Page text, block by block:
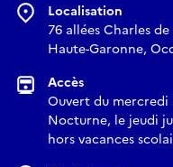
Localisation
76 allées Charles
Haute-Garonne,
Accès
Ouvert du mercredi
Nocturne, le jeudi
hors vacances